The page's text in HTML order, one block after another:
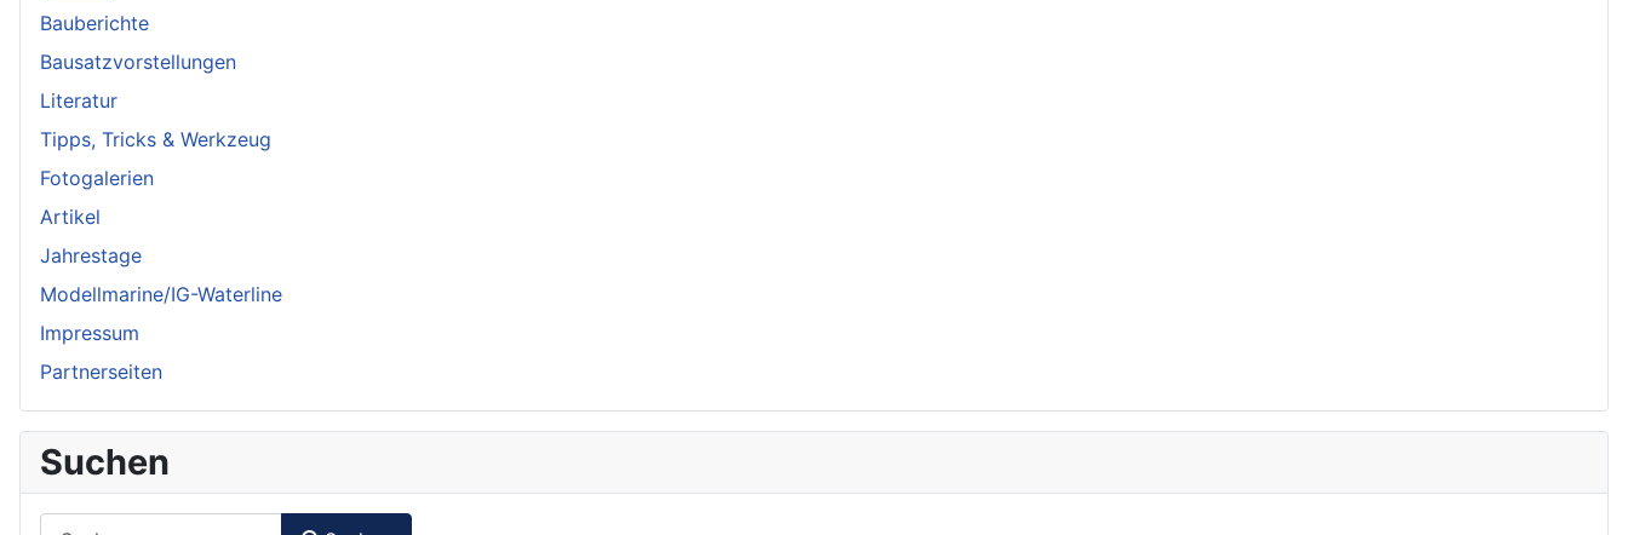
Bauberichte
Bausatzvorstellungen
Literatur
Tipps, Tricks & Werkzeug
Fotogalerien
Artikel
Jahrestage
Modellmarine/IG-Waterline
Impressum
Partnerseiten
Suchen